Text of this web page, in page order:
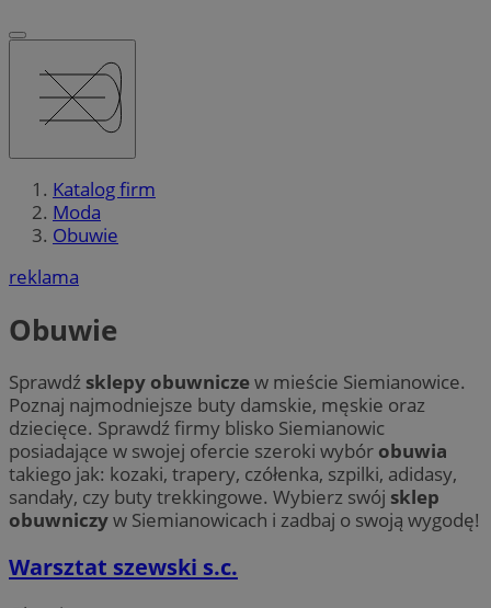
Katalog firm
Moda
Obuwie
reklama
Obuwie
Sprawdź sklepy obuwniczew mieście Siemianowice.
Poznaj najmodniejsze buty damskie, męskie oraz
dziecięce. Sprawdź firmy blisko Siemianowic
posiadające w swojej ofercie szeroki wybór obuwia
takiego jak: kozaki, trapery, czółenka, szpilki, adidasy,
sandały, czy buty trekkingowe. Wybierz swój sklep
obuwniczyw Siemianowicach i zadbaj o swoją wygodę!
Warsztat szewski s.c.